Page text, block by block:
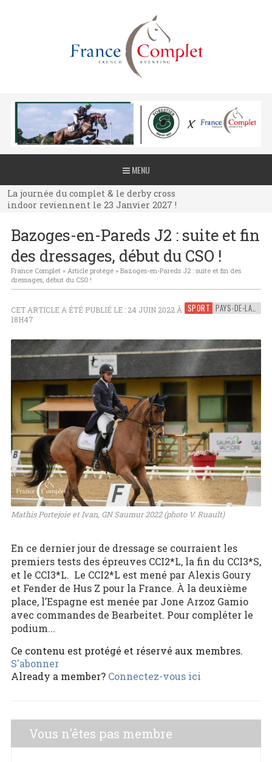
MENU
La journée du complet & le derby cross
indoor reviennent le 23 Janvier 2027 !
La journée du complet & le derby cross
indoor reviennent le 23 Janvier 2027 !
indoor reviennent le 23 Janvier 2027 !
Bazoges-en-Pareds J2 : suite et fin
des dressages, début du CSO !
France Complet» Article protégé» Bazoges-en-Pareds J2 : suite et fin des
dressages, début du CSO !
SPORT PAYS-DE-LA-LOIRE
CET ARTICLE A ÉTÉ PUBLIÉ LE : 24 JUIN 2022 À
18H47
Mathis Portejoie et Ivan, GN Saumur 2022 (photo V. Ruault)
En ce dernier jour de dressage se courraient les
premiers tests des épreuves CCI2*L, la fin du CCI3*S,
et le CCI3*L. Le CCI2*L est mené par Alexis Goury
et Fender de Hus Z pour la France. À la deuxième
place, l’Espagne est menée par Jone Arzoz Gamio
avec commandes de Bearbeitet. Pour compléter le
podium...
Ce contenu est protégé et réservé aux membres.
S'abonner
Already a member? Connectez-vous ici
Vous n'êtes pas membre